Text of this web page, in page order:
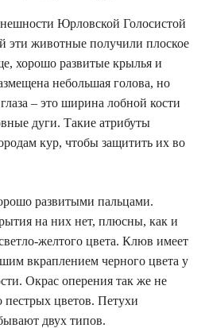
Юрловской Голосистой
эти животные получили плоское
хорошо развитые крылья и
небольшая голова, но
– это ширина лобной кости
дуги. Такие атрибуты
кур, чтобы защитить их во
развитыми пальцами.
на них нет, плюсны, как и
желтого цвета. Клюв имеет
вкраплением черного цвета у
Окрас оперения так же не
пестрых цветов. Петухи
двух типов.